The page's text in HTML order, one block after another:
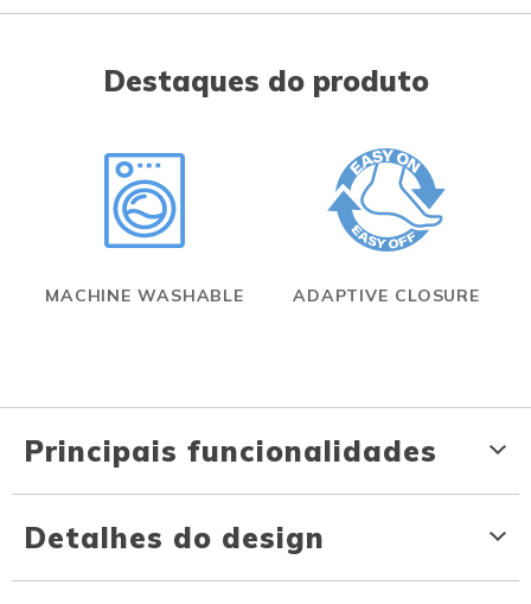
Destaques do produto
MACHINE WASHABLE ADAPTIVE CLOSURE
Principais funcionalidades
Detalhes do design